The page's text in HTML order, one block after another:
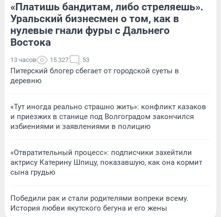
«Платишь бандитам, либо стреляешь».
Уральский бизнесмен о том, как в
нулевые гнали фуры с Дальнего
Востока
13 часов 15 327 53
Питерский блогер сбегает от городской суеты в
деревню
«Тут иногда реально страшно жить»: конфликт казаков
и приезжих в станице под Волгоградом закончился
избиениями и заявлениями в полицию
«Отвратительный процесс»: подписчики захейтили
актрису Катерину Шпицу, показавшую, как она кормит
сына грудью
Победили рак и стали родителями вопреки всему.
История любви якутского бегуна и его жены